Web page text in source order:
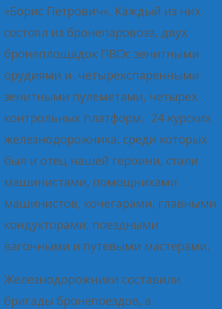
«Борис Петрович». Каждый из них
состоял из бронепаровоза, двух
бронеплощадок ПВОс зенитными
орудиями и четырехспаренными
зенитными пулеметами, четырех
контрольных платформ. 24 курских
железнодорожника, среди которых
был и отец нашей героини, стали
машинистами, помощниками
машинистов, кочегарами, главными
кондукторами, поездными
вагонными и путевыми мастерами.
Железнодорожники составили
бригады бронепоездов, а